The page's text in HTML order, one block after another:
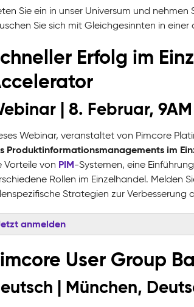
Sie ein in unser Universum und
Sie sich mit Gleichgesinnten in
Erfolg im
| 8. Februar, 9AM
Webinar, veranstaltet von Pimcore
Produktinformationsmanagements im
Vorteile von PIM-Systemen, eine
Rollen im Einzelhandel. Melden
Strategien zur Verbesserung
anmelden
User Group
| München,